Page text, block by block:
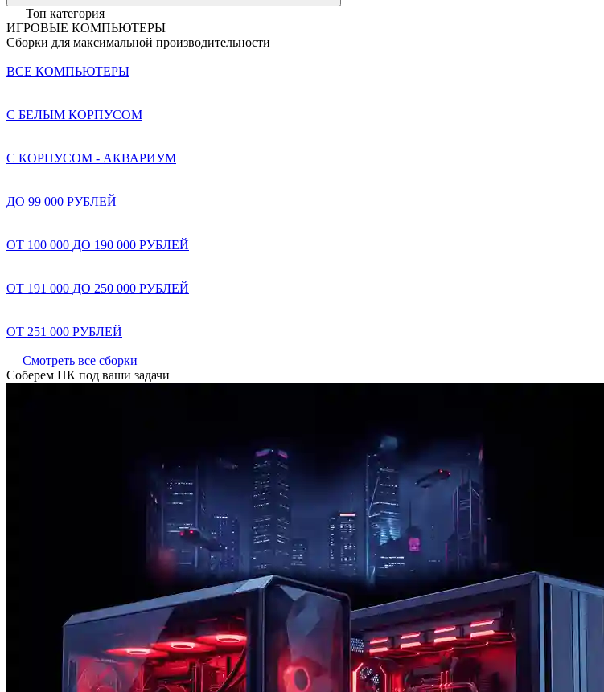
Топ категория
ИГРОВЫЕ КОМПЬЮТЕРЫ
Сборки для максимальной производительности
ВСЕ КОМПЬЮТЕРЫ
С БЕЛЫМ КОРПУСОМ
С КОРПУСОМ - АКВАРИУМ
ДО 99 000 РУБЛЕЙ
ОТ 100 000 ДО 190 000 РУБЛЕЙ
ОТ 191 000 ДО 250 000 РУБЛЕЙ
ОТ 251 000 РУБЛЕЙ
Смотреть все сборки
Соберем ПК под ваши задачи